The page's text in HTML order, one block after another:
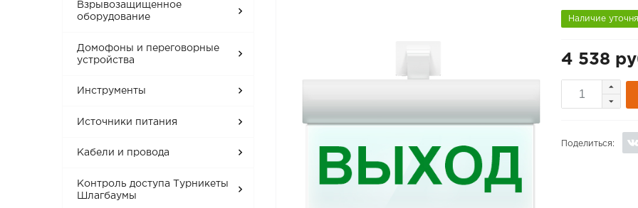
Взрывозащищенное
оборудование
Домофоны и переговорные
устройства
Инструменты
Источники питания
Кабели и провода
Контроль доступа Турникеты
Шлагбаумы
Наличие
4 538
Поделиться: